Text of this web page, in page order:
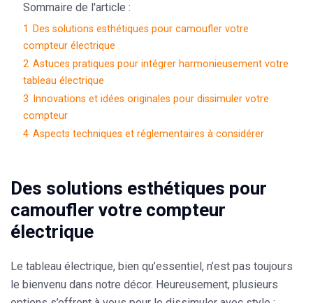
Sommaire de l'article :
1
Des solutions esthétiques pour camoufler votre
compteur électrique
2 Astuces pratiques pour intégrer harmonieusement votre
tableau électrique
3
Innovations et idées originales pour dissimuler votre
compteur
4 Aspects techniques et réglementaires à considérer
Des solutions esthétiques pour
camoufler votre compteur
électrique
Le tableau électrique, bien qu’essentiel, n’est pas toujours
le bienvenu dans notre décor. Heureusement, plusieurs